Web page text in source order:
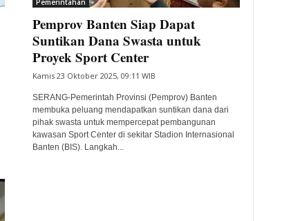
Pemerintahan
Pemprov Banten Siap Dapat
Suntikan Dana Swasta untuk
Proyek Sport Center
Kamis 23 Oktober 2025, 09:11 WIB
SERANG-Pemerintah Provinsi (Pemprov) Banten
membuka peluang mendapatkan suntikan dana dari
pihak swasta untuk mempercepat pembangunan
kawasan Sport Center di sekitar Stadion Internasional
Banten (BIS). Langkah...